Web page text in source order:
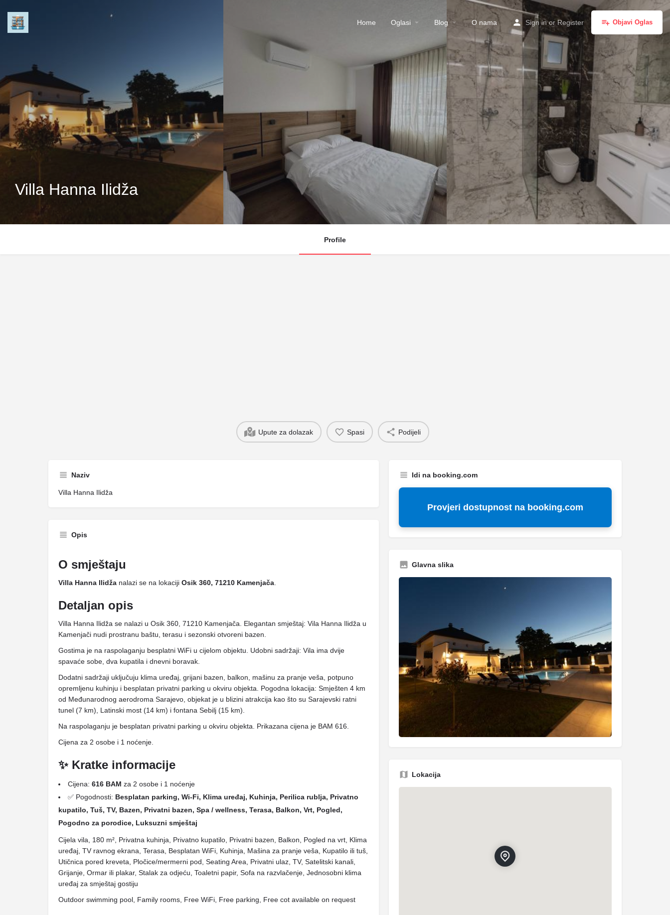
Home Oglasi Blog O nama Sign in or Register Objavi Oglas
Villa Hanna Ilidža
Profile
Upute za dolazak Spasi Podijeli
Naziv
Villa Hanna Ilidža
Opis
O smještaju
Villa Hanna Ilidža nalazi se na lokaciji Osik 360, 71210 Kamenjača
Detaljan opis
Villa Hanna Ilidža se nalazi u Osik 360, 71210 Kamenjača. Elegantan smještaj: Vila Hanna Ilidža u
Kamenjači nudi prostranu baštu, terasu i sezonski otvoreni bazen.
Gostima je na raspolaganju besplatni WiFi u cijelom objektu. Udobni sadržaji: Vila ima dvije
spavaće sobe, dva kupatila i dnevni boravak.
Dodatni sadržaji uključuju klima uređaj, grijani bazen, balkon, mašinu za pranje veša, potpuno
opremljenu kuhinju i besplatan privatni parking u okviru objekta. Pogodna lokacija: Smješten 4 km
od Međunarodnog aerodroma Sarajevo, objekat je u blizini atrakcija kao što su Sarajevski ratni
tunel (7 km), Latinski most (14 km) i fontana Sebilj (15 km).
Na raspolaganju je besplatan privatni parking u okviru objekta. Prikazana cijena je BAM 616.
Cijena za 2 osobe i 1 noćenje.
✨ Kratke informacije
Cijena: 616 BAM za 2 osobe i 1 noćenje
✅ Pogodnosti: Besplatan parking, Wi-Fi, Klima uređaj, Kuhinja, Perilica rublja, Privatno
kupatilo, Tuš, TV, Bazen, Privatni bazen, Spa / wellness, Terasa, Balkon, Vrt, Pogled,
Pogodno za porodice, Luksuzni smještaj
Cijela vila, 180 m², Privatna kuhinja, Privatno kupatilo, Privatni bazen, Balkon, Pogled na vrt, Klima
uređaj, TV ravnog ekrana, Terasa, Besplatan WiFi, Kuhinja, Mašina za pranje veša, Kupatilo ili tuš,
Utičnica pored kreveta, Pločice/mermerni pod, Seating Area, Privatni ulaz, TV, Satelitski kanali,
Grijanje, Ormar ili plakar, Stalak za odjeću, Toaletni papir, Sofa na razvlačenje, Jednosobni klima
uređaj za smještaj gostiju
Outdoor swimming pool, Family rooms, Free WiFi, Free parking, Free cot available on request
Idi na booking.com
Provjeri dostupnost na booking.com
Glavna slika
Lokacija